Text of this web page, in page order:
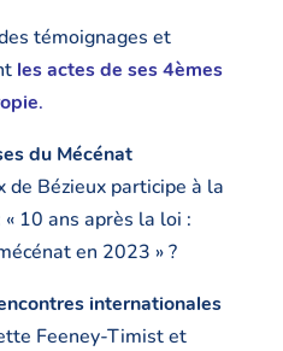
témoignages et
les actes de ses 4èmes
.
du Mécénat
de Bézieux participe à la
10 ans après la loi :
en 2023 » ?
internationales
Feeney-Timist et